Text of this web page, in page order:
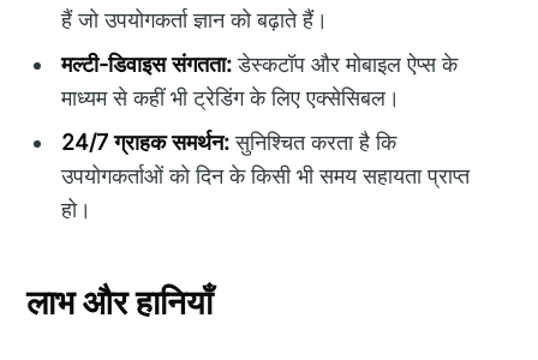
हैं जो उपयोगकर्ता ज्ञान को बढ़ाते हैं।
मल्टी-डिवाइस संगतता:डेस्कटॉप और मोबाइल ऐप्स के
माध्यम से कहीं भी ट्रेडिंग के लिए एक्सेसिबल।
24/7 ग्राहक समर्थन:सुनिश्चित करता है कि
उपयोगकर्ताओं को दिन के किसी भी समय सहायता प्राप्त
हो।
लाभ और हानियाँ